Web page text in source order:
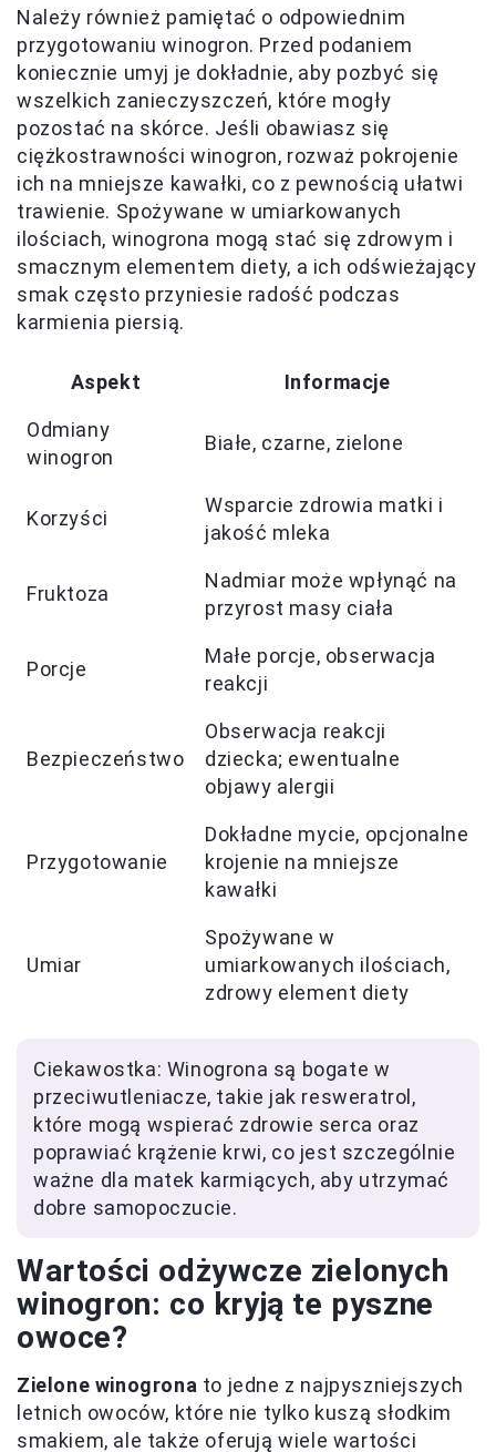
Należy również pamiętać o odpowiednim
przygotowaniu winogron. Przed podaniem
koniecznie umyj je dokładnie, aby pozbyć się
wszelkich zanieczyszczeń, które mogły
pozostać na skórce. Jeśli obawiasz się
ciężkostrawności winogron, rozważ pokrojenie
ich na mniejsze kawałki, co z pewnością ułatwi
trawienie. Spożywane w umiarkowanych
ilościach, winogrona mogą stać się zdrowym i
smacznym elementem diety, a ich odświeżający
smak często przyniesie radość podczas
karmienia piersią.
Aspekt Informacje
Odmiany
winogron
Białe, czarne, zielone
Korzyści
Wsparcie zdrowia matki i
jakość mleka
Fruktoza
Nadmiar może wpłynąć na
przyrost masy ciała
Porcje
Małe porcje, obserwacja
reakcji
Bezpieczeństwo
Obserwacja reakcji
dziecka; ewentualne
objawy alergii
Przygotowanie
Dokładne mycie, opcjonalne
krojenie na mniejsze
kawałki
Umiar
Spożywane w
umiarkowanych ilościach,
zdrowy element diety
Ciekawostka: Winogrona są bogate w
przeciwutleniacze, takie jak resweratrol,
które mogą wspierać zdrowie serca oraz
poprawiać krążenie krwi, co jest szczególnie
ważne dla matek karmiących, aby utrzymać
dobre samopoczucie.
Wartości odżywcze zielonych
winogron: co kryją te pyszne
owoce?
Zielone winogrona to jedne z najpyszniejszych
letnich owoców, które nie tylko kuszą słodkim
smakiem, ale także oferują wiele wartości